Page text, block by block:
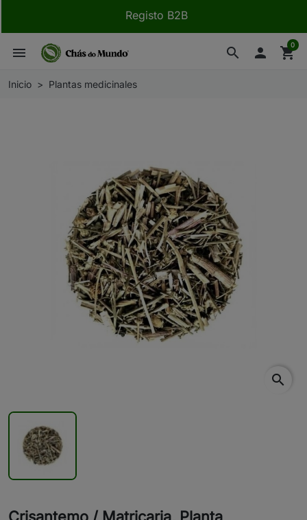
Registo B2B
search
menu  shopping_cart
0
Inicio Plantas medicinales
search